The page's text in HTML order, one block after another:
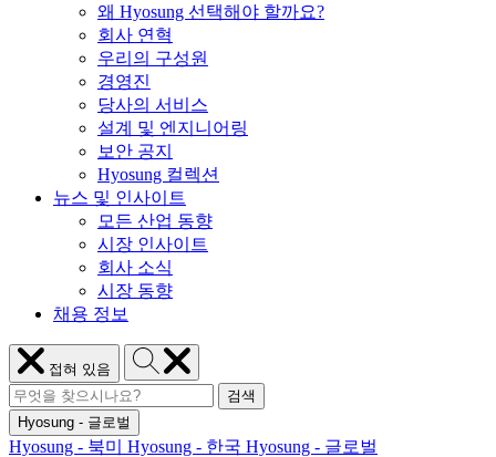
왜 Hyosung 선택해야 할까요?
회사 연혁
우리의 구성원
경영진
당사의 서비스
설계 및 엔지니어링
보안 공지
Hyosung 컬렉션
뉴스 및 인사이트
모든 산업 동향
시장 인사이트
회사 소식
시장 동향
채용 정보
메
뉴
닫
기
접혀 있음
Hyosung
검
색
검
색
어:
Hyosung
검
검색
Hyosung - 글로벌
Hyosung - 북미 Hyosung - 한국 Hyosung - 글로벌